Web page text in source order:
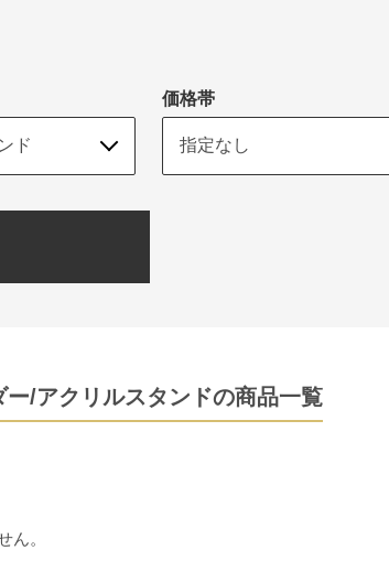
価格帯
ー/アクリルスタンドの商品一覧
ん。